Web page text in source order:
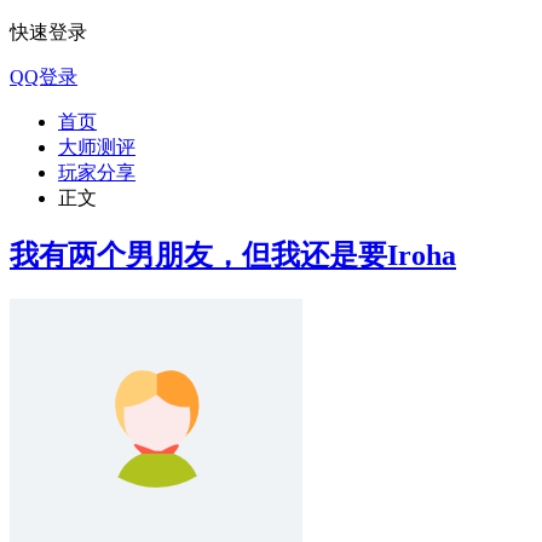
快速登录
QQ登录
首页
大师测评
玩家分享
正文
我有两个男朋友，但我还是要Iroha